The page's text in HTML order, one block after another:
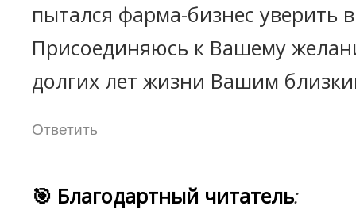
пытался фарма-бизнес уверить
Присоединяюсь к Вашему
долгих лет жизни Вашим
Ответить
🎯 Благодартный читатель: